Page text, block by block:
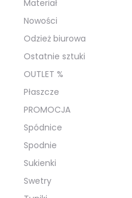
Materiał
Nowości
Odzież biurowa
Ostatnie sztuki
OUTLET %
Płaszcze
PROMOCJA
Spódnice
Spodnie
Sukienki
Swetry